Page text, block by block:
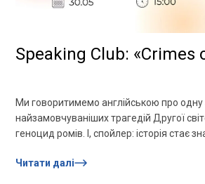
Speaking Club: «Crimes
Ми говоритимемо англійською про одну
найзамовчуваніших трагедій Другої
геноцид ромів. І, спойлер: історія стає
Читати далі